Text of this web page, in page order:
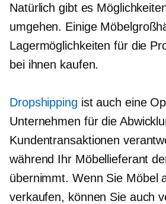
Natürlich gibt es
umgehen. Einige
Lagermöglichkeiten für die
bei ihnen kaufen.
Dropshipping ist auch eine
Unternehmen für die
Kundentransaktionen
während Ihr Möbellieferant
übernimmt. Wenn Sie Möbel
verkaufen, können Sie auch